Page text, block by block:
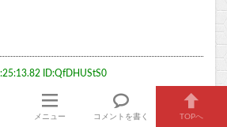
ID:QfDHUStS0
えないな
メニュー コメントを書く TOPへ